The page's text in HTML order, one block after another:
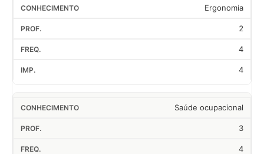
Ergonomia
2
4
4
Saúde ocupacional
3
4